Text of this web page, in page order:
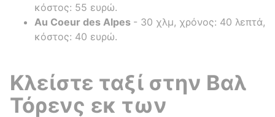
κόστος: 55 ευρώ.
Au Coeur des Alpes - 30 χλμ, χρόνος: 40 λεπτά,
κόστος: 40 ευρώ.
Κλείστε ταξί στην Βαλ
Τόρενς εκ των